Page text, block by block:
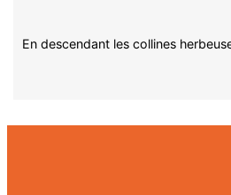
En descendant les collines